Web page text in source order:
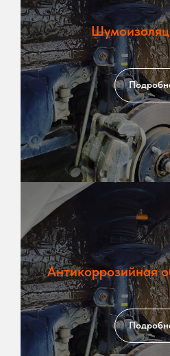
Антикоррозийная